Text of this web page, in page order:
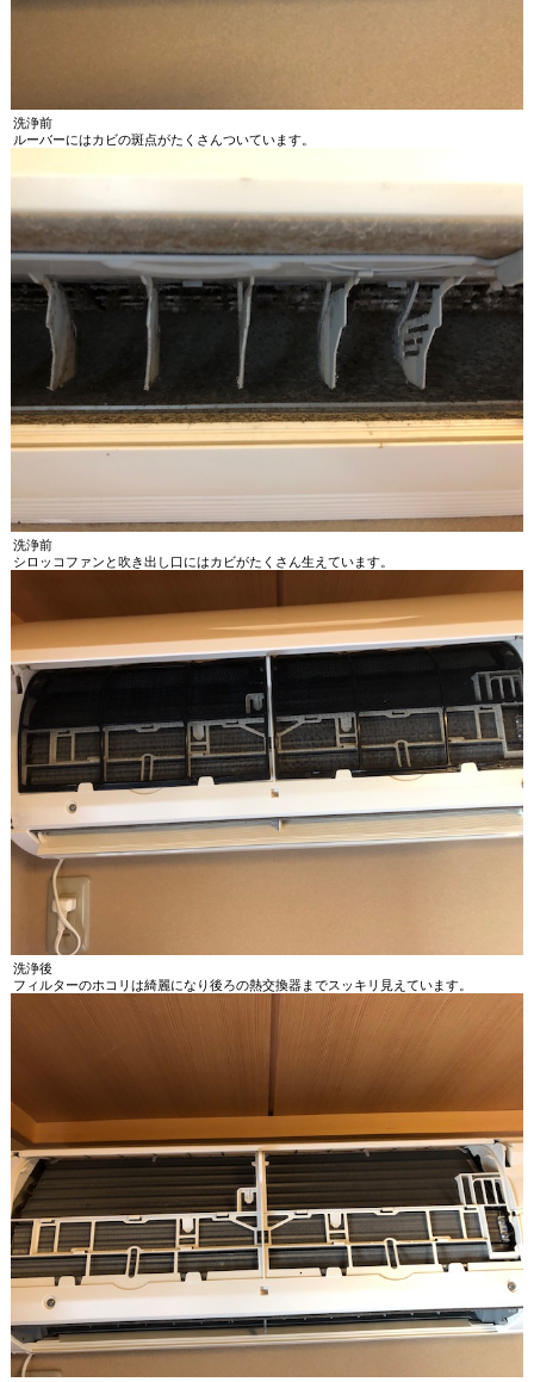
洗浄前
ルーバーにはカビの斑点がたくさんついています。
洗浄前
シロッコファンと吹き出し口にはカビがたくさん生えています。
洗浄後
フィルターのホコリは綺麗になり後ろの熱交換器までスッキリ見えています。